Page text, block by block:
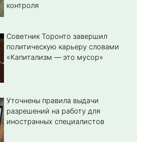
контроля
Советник Торонто завершил
политическую карьеру словами
«Капитализм — это мусор»
Уточнены правила выдачи
разрешений на работу для
иностранных специалистов